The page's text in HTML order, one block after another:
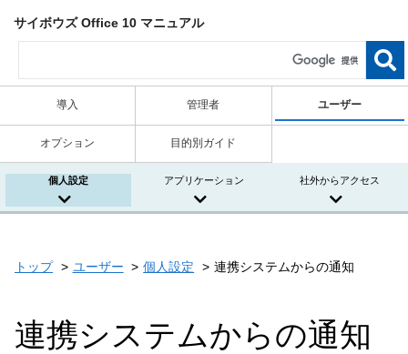
サイボウズ Office 10 マニュアル
導入 管理者 ユーザー
オプション 目的別ガイド
個人設定 アプリケーション 社外からアクセス
トップ ユーザー 個人設定 連携システムからの通知
連携システムからの通知